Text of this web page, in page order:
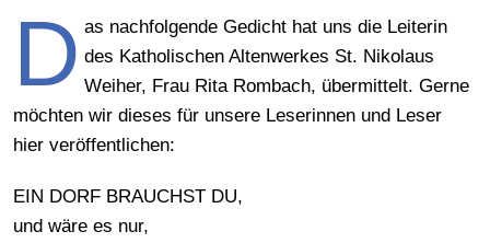
D as nachfolgende Gedicht hat uns die Leiterin
des Katholischen Altenwerkes St. Nikolaus
Weiher, Frau Rita Rombach, übermittelt. Gerne
möchten wir dieses für unsere Leserinnen und Leser
hier veröffentlichen:
EIN DORF BRAUCHST DU,
und wäre es nur,